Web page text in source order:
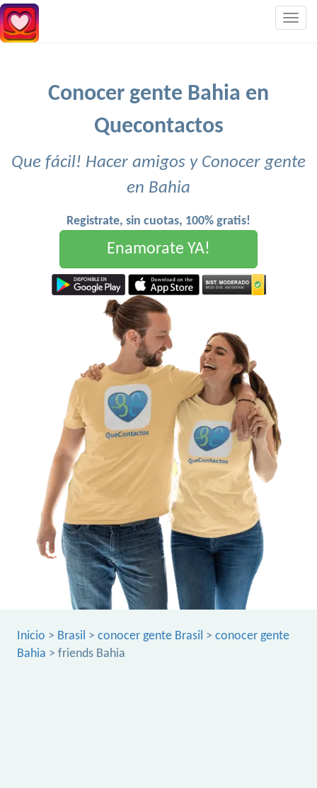
Conocer gente Bahia en
Quecontactos
Que fácil! Hacer amigos y Conocer gente
en Bahia
Registrate, sin cuotas, 100% gratis!
Enamorate YA!
Inicio > Brasil > conocer gente Brasil > conocer gente
Bahia > friends Bahia